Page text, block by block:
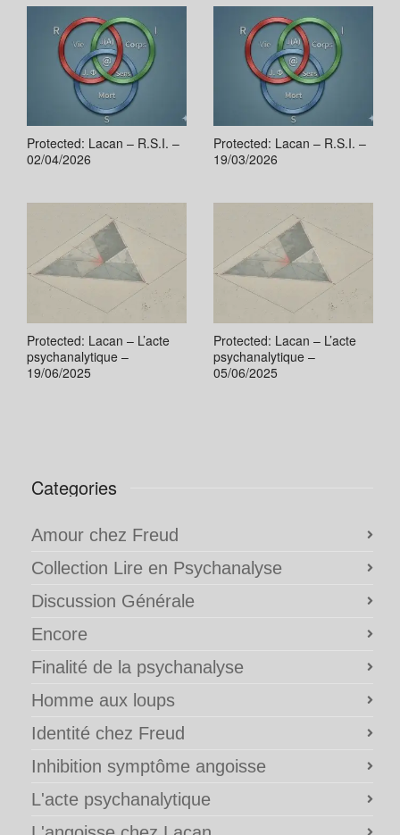
Protected: Lacan – R.S.I. –
02/04/2026
Protected: Lacan – R.S.I. –
19/03/2026
Protected: Lacan – L’acte
psychanalytique –
19/06/2025
Protected: Lacan – L’acte
psychanalytique –
05/06/2025
Categories
Amour chez Freud
Collection Lire en Psychanalyse
Discussion Générale
Encore
Finalité de la psychanalyse
Homme aux loups
Identité chez Freud
Inhibition symptôme angoisse
L'acte psychanalytique